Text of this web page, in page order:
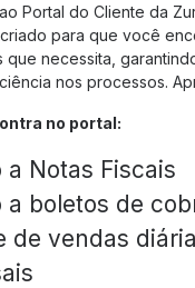
Portal do Cliente da
para que você
necessita,
nos processos.
no portal:
a Notas Fiscais
a boletos de
de vendas